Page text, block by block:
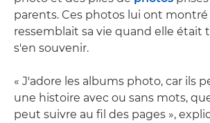
parents. Ces photos lui ont montré
ressemblait sa vie quand elle était
s'en souvenir.
« J'adore les albums photo, car ils
une histoire avec ou sans mots,
peut suivre au fil des pages »,